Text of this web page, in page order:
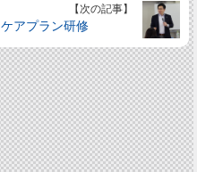
【次の記事】
ケアプラン研修